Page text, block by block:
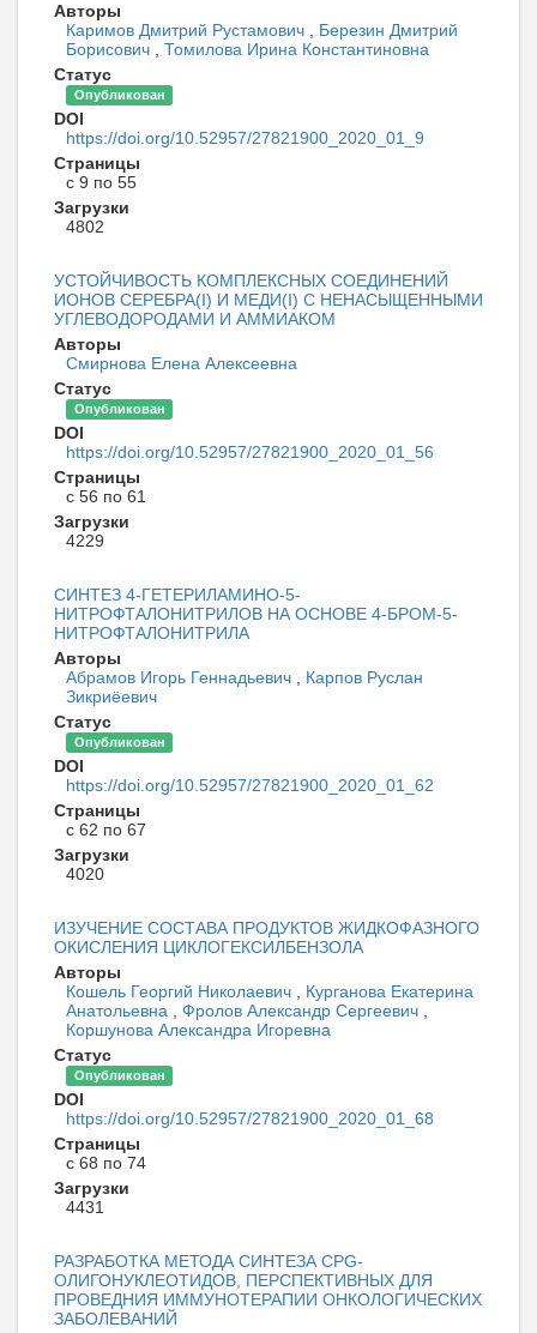
Авторы
Каримов Дмитрий Рустамович
Березин Дмитрий
Борисович
Томилова Ирина Константиновна
Статус
Опубликован
DOI
https://doi.org/10.52957/27821900_2020_01_9
Страницы
с 9 по 55
Загрузки
4802
УСТОЙЧИВОСТЬ КОМПЛЕКСНЫХ СОЕДИНЕНИЙ
ИОНОВ СЕРЕБРА(I) И МЕДИ(I) С НЕНАСЫЩЕННЫМИ
УГЛЕВОДОРОДАМИ И АММИАКОМ
Авторы
Смирнова Елена Алексеевна
Статус
Опубликован
DOI
https://doi.org/10.52957/27821900_2020_01_56
Страницы
с 56 по 61
Загрузки
4229
СИНТЕЗ 4-ГЕТЕРИЛАМИНО-5-
НИТРОФТАЛОНИТРИЛОВ НА ОСНОВЕ 4-БРОМ-5-
НИТРОФТАЛОНИТРИЛА
Авторы
Абрамов Игорь Геннадьевич
Карпов Руслан
Зикриёевич
Статус
Опубликован
DOI
https://doi.org/10.52957/27821900_2020_01_62
Страницы
с 62 по 67
Загрузки
4020
ИЗУЧЕНИЕ СОСТАВА ПРОДУКТОВ ЖИДКОФАЗНОГО
ОКИСЛЕНИЯ ЦИКЛОГЕКСИЛБЕНЗОЛА
Авторы
Кошель Георгий Николаевич
Курганова Екатерина
Анатольевна
Фролов Александр Сергеевич
Коршунова Александра Игоревна
Статус
Опубликован
DOI
https://doi.org/10.52957/27821900_2020_01_68
Страницы
с 68 по 74
Загрузки
4431
РАЗРАБОТКА МЕТОДА СИНТЕЗА CPG-
ОЛИГОНУКЛЕОТИДОВ, ПЕРСПЕКТИВНЫХ ДЛЯ
ПРОВЕДНИЯ ИММУНОТЕРАПИИ ОНКОЛОГИЧЕСКИХ
ЗАБОЛЕВАНИЙ